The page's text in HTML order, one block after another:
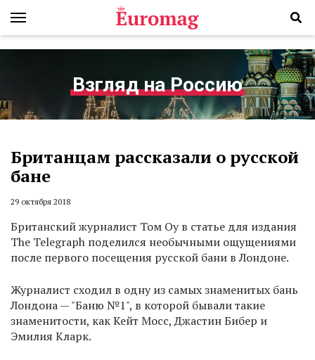
Взгляд на Россию
Британцам рассказали о русской
бане
29 октября 2018
Британский журналист Том Оу в статье для издания
The Telegraph поделился необычными ощущениями
после первого посещения русской бани в Лондоне.
Журналист сходил в одну из самых знаменитых бань
Лондона — "Баню №1", в которой бывали такие
знаменитости, как Кейт Мосс, Джастин Бибер и
Эмилия Кларк.